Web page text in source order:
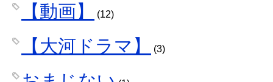
【動画】 (12)
【大河ドラマ】 (3)